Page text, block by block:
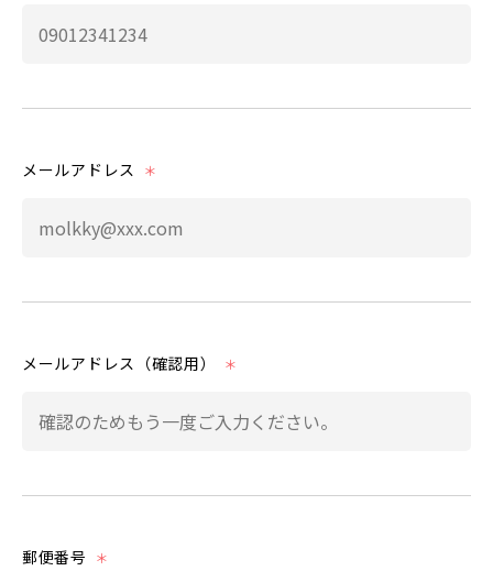
メールアドレス ＊
メールアドレス（確認用） ＊
郵便番号 ＊